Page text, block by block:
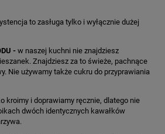
to zasługa tylko i wyłącznie dużej
- w naszej kuchni nie znajdziesz
Znajdziesz za to świeże, pachnące
Nie używamy także cukru do przyprawiania
kroimy i doprawiamy ręcznie, dlatego nie
dwóch identycznych kawałków